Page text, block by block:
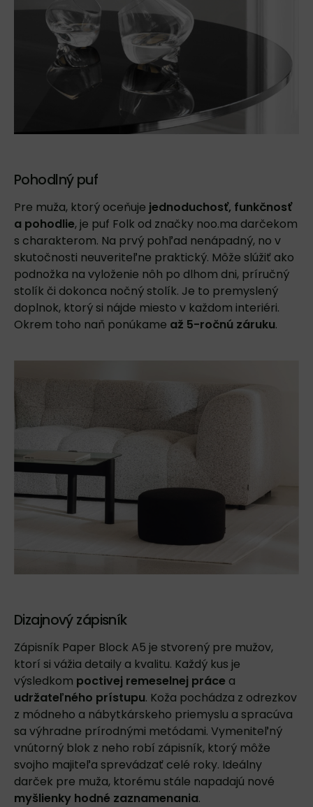
Pohodlný puf
Pre muža, ktorý oceňuje jednoduchosť, funkčnosť
a pohodlie, je puf Folk od značky noo.ma darčekom
s charakterom. Na prvý pohľad nenápadný, no v
skutočnosti neuveriteľne praktický. Môže slúžiť ako
podnožka na vyloženie nôh po dlhom dni, príručný
stolík či dokonca nočný stolík. Je to premyslený
doplnok, ktorý si nájde miesto v každom interiéri.
Okrem toho naň ponúkame až 5-ročnú záruku.
Dizajnový zápisník
Zápisník Paper Block A5 je stvorený pre mužov,
ktorí si vážia detaily a kvalitu. Každý kus je
výsledkom poctivej remeselnej práce a
udržateľného prístupu. Koža pochádza z odrezkov
z módneho a nábytkárskeho priemyslu a spracúva
sa výhradne prírodnými metódami. Vymeniteľný
vnútorný blok z neho robí zápisník, ktorý môže
svojho majiteľa sprevádzať celé roky. Ideálny
darček pre muža, ktorému stále napadajú nové
myšlienky hodné zaznamenania.